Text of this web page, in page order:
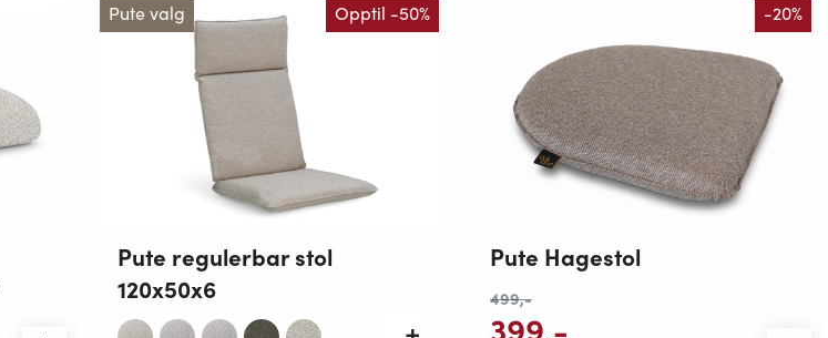
Pute valg Opptil -50%
Pute regulerbar stol
120x50x6
-20%
Pute Hagestol
499,-
399,-